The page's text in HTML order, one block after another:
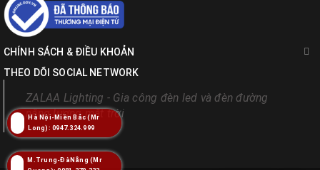
CHÍNH SÁCH & ĐIỀU KHOẢN
THEO DÕI SOCIAL NETWORK
ZALAA Lighting - Gia công đèn led và đèn đường
năng lượng mặt trời
Hà Nội-Miền Bắc (Mr
Long): 0947.324.999
M.Trung-ĐàNẵng (Mr